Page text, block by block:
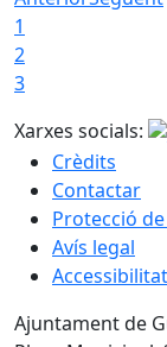
1
2
3
Xarxes socials:
Crèdits
Contactar
Protecció
Avís legal
Accessibilitat
Ajuntament de